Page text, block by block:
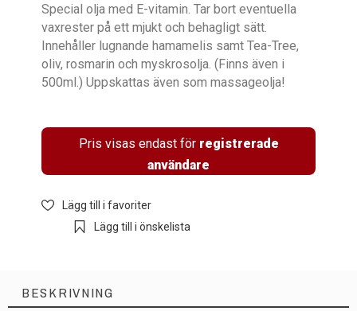
Special olja med E-vitamin. Tar bort eventuella
vaxrester på ett mjukt och behagligt sätt.
Innehåller lugnande hamamelis samt Tea-Tree,
oliv, rosmarin och myskrosolja. (Finns även i
500ml.) Uppskattas även som massageolja!
Pris visas endast för registrerade
användare
Lägg till i favoriter
Lägg till i önskelista
BESKRIVNING